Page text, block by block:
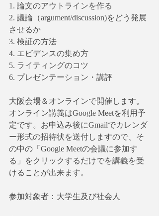
1. 論文のアウトラインを作る
2. 議論（argument/discussion)をどう発展
させるか
3. 検証の方法
4. エビデンスの集め方
5. ライティングのコツ
6. プレゼンテーション・講評
大阪会場＆オンラインで開催します。
オンライン講義はGoogle Meetを利用予
定です。お申込み後にGmailでカレンダ
ー形式の招待状を送付しますので、そ
の中の「Google Meetの会議に参加す
る」をクリックするだけでを講義を受
けることが出来ます。
参加対象者：大学生及び社会人